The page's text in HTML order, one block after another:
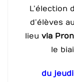
L’élection
d’élèves
lieu via
le
du